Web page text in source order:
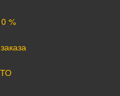
осуществляется в
интервал
оформлении заказа до
оформлении заказа
%